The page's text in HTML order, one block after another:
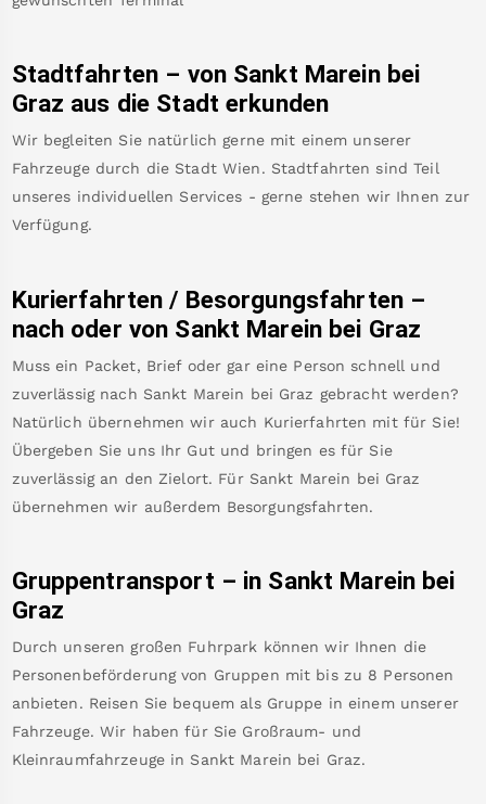
Stadtfahrten – von Sankt Marein bei
Graz aus die Stadt erkunden
Wir begleiten Sie natürlich gerne mit einem unserer
Fahrzeuge durch die Stadt Wien. Stadtfahrten sind Teil
unseres individuellen Services - gerne stehen wir Ihnen zur
Verfügung.
Kurierfahrten / Besorgungsfahrten –
nach oder von Sankt Marein bei Graz
Muss ein Packet, Brief oder gar eine Person schnell und
zuverlässig nach Sankt Marein bei Graz gebracht werden?
Natürlich übernehmen wir auch Kurierfahrten mit für Sie!
Übergeben Sie uns Ihr Gut und bringen es für Sie
zuverlässig an den Zielort. Für Sankt Marein bei Graz
übernehmen wir außerdem Besorgungsfahrten.
Gruppentransport – in Sankt Marein bei
Graz
Durch unseren großen Fuhrpark können wir Ihnen die
Personenbeförderung von Gruppen mit bis zu 8 Personen
anbieten. Reisen Sie bequem als Gruppe in einem unserer
Fahrzeuge. Wir haben für Sie Großraum- und
Kleinraumfahrzeuge in Sankt Marein bei Graz.